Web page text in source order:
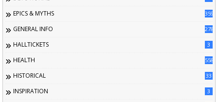
EPICS & MYTHS 359
GENERAL INFO 2789
HALLTICKETS 3
HEALTH 558
HISTORICAL 33
INSPIRATION 3